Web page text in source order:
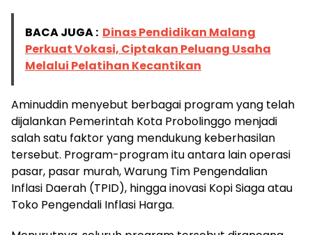
BACA JUGA : Dinas Pendidikan Malang
Perkuat Vokasi, Ciptakan Peluang Usaha
Melalui Pelatihan Kecantikan
Aminuddin menyebut berbagai program yang telah
dijalankan Pemerintah Kota Probolinggo menjadi
salah satu faktor yang mendukung keberhasilan
tersebut. Program-program itu antara lain operasi
pasar, pasar murah, Warung Tim Pengendalian
Inflasi Daerah (TPID), hingga inovasi Kopi Siaga atau
Toko Pengendali Inflasi Harga.